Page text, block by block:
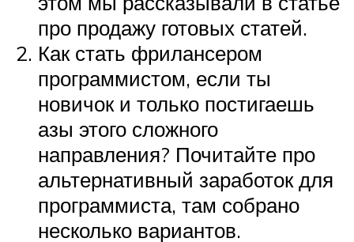
про продажу готовых статей.
Как стать фрилансером
программистом, если ты
новичок и только постигаешь
азы этого сложного
направления? Почитайте про
альтернативный заработок для
программиста, там собрано
несколько вариантов.